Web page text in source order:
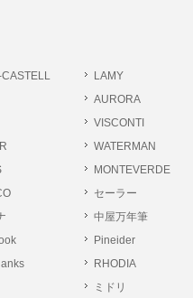
人情報相談窓口
LAMY
AURORA
VISCONTI
WATERMAN
MONTEVERDE
セーラー
中屋万年筆
Pineider
RHODIA
ミドリ